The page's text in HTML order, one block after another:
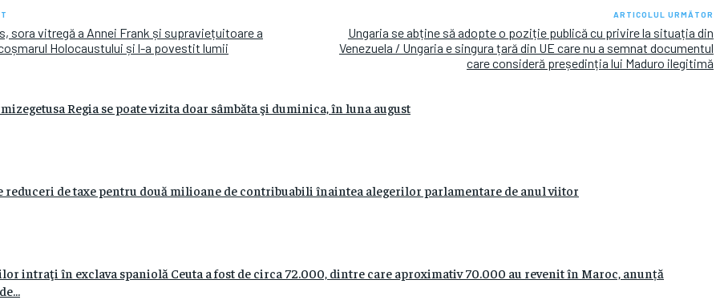
sora vitregă a Annei Frank și supraviețuitoare a
Holocaustului și l-a povestit lumii
ARTICOLUL URMĂTOR
Ungaria se abține să adopte o poziție publică cu privire la situația din
Venezuela / Ungaria e singura țară din UE care nu a semnat documentul
care consideră președinția lui Maduro ilegitimă
Regia se poate vizita doar sâmbăta şi duminica, în luna august
reduceri de taxe pentru două milioane de contribuabili înaintea alegerilor parlamentare de anul viitor
intraţi în exclava spaniolă Ceuta a fost de circa 72.000, dintre care aproximativ 70.000 au revenit în Maroc, anunță